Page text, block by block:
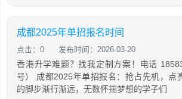
成都2025年单招报名时间
点击：0 发布时间：2026-03-20
香港升学难题？找我定制方案！电话
号） 成都2025年单招报名：抢占先机，点
的脚步渐行渐远，无数怀揣梦想的学子们